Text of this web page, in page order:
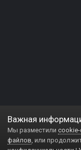
Важная
Мы разместили
файлов, или